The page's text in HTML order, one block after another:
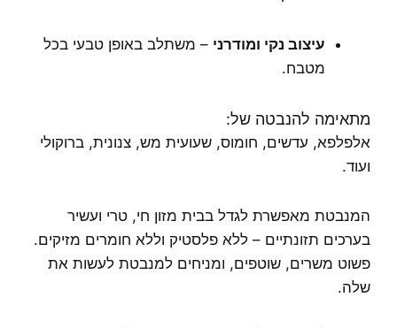
עיצוב נקי ומודרני – משתלב באופן טבעי בכל
מטבח.
מתאימה להנבטה של:
אלפלפא, עדשים, חומוס, שעועית מש, צנונית, ברוקולי
ועוד.
המנבטת מאפשרת לגדל בבית מזון חי, טרי ועשיר
בערכים תזונתיים – ללא פלסטיק וללא חומרים מזיקים.
פשוט משרים, שוטפים, ומניחים למנבטת לעשות את
שלה.